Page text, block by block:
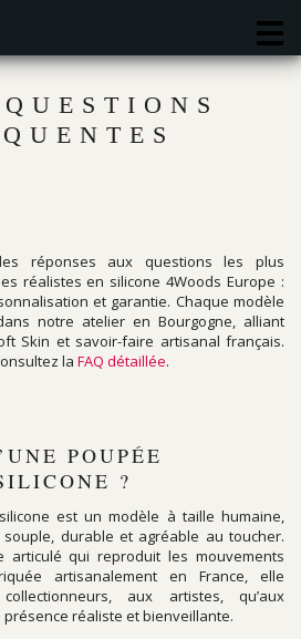
réponses aux questions les plus
réalistes en silicone 4Woods Europe :
et garantie. Chaque modèle
notre atelier en Bourgogne, alliant
Skin et savoir-faire artisanal français.
la FAQ détaillée.
POUPÉE
?
est un modèle à taille humaine,
durable et agréable au toucher.
articulé qui reproduit les mouvements
artisanalement en France, elle
aux artistes, qu’aux
réaliste et bienveillante.